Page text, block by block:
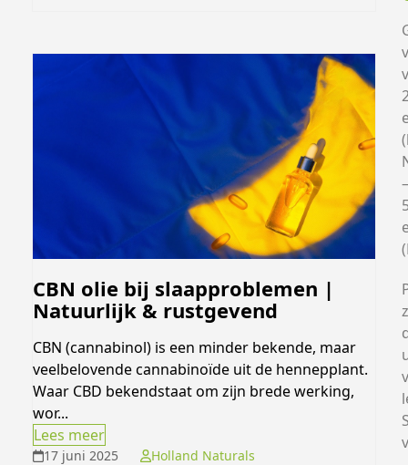
CBN olie bij slaapproblemen |
Natuurlijk & rustgevend
CBN (cannabinol) is een minder bekende, maar
veelbelovende cannabinoïde uit de hennepplant.
Waar CBD bekendstaat om zijn brede werking,
wor...
Lees meer
17 juni 2025 Holland Naturals
–